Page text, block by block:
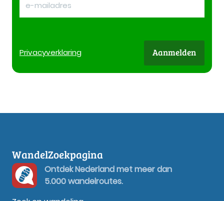
Privacyverklaring Aanmelden
WandelZoekpagina
Ontdek Nederland met meer dan
5.000 wandelroutes.